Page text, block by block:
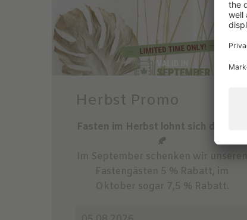
Herbst Promo
Fasten im Herbst lohnt sich doppelt!
🍂
Im September schenken wir unseren
Fastengästen 5 % Rabatt, im
Oktober sogar 7,5 % Rabatt.